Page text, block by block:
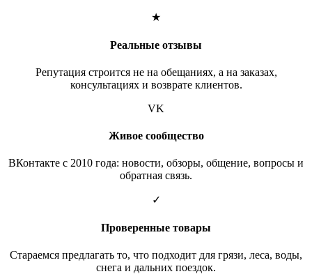
★
Реальные отзывы
Репутация строится не на обещаниях, а на заказах,
консультациях и возврате клиентов.
VK
Живое сообщество
ВКонтакте с 2010 года: новости, обзоры, общение, вопросы и
обратная связь.
✓
Проверенные товары
Стараемся предлагать то, что подходит для грязи, леса, воды,
снега и дальних поездок.